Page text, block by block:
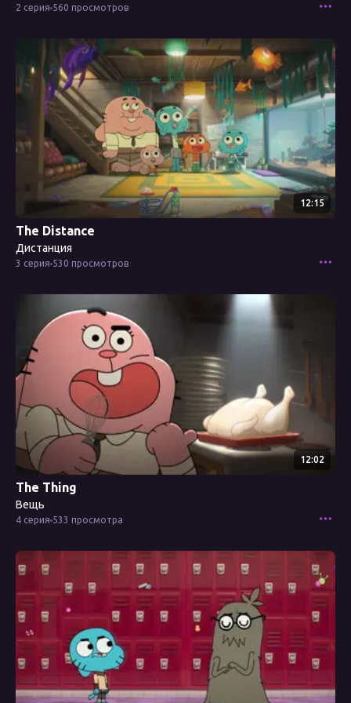
2 серия 560 просмотров
Смотреть эпизод
12:15
The Distance
Дистанция
3 серия 530 просмотров
Смотреть эпизод
12:02
The Thing
Вещь
4 серия 533 просмотра
Смотреть эпизод